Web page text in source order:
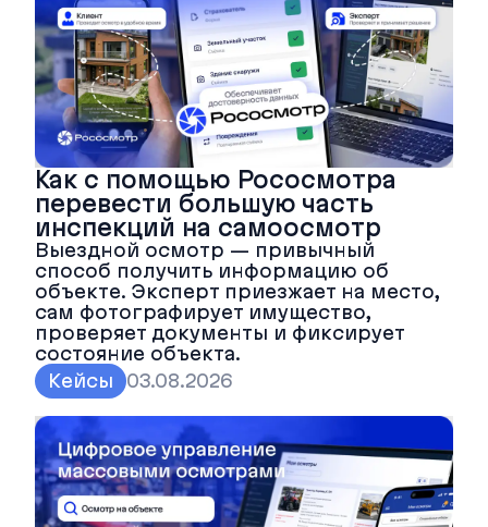
Как с помощью Рососмотра
перевести большую часть
инспекций на самоосмотр
Выездной осмотр — привычный
способ получить информацию об
объекте. Эксперт приезжает на место,
сам фотографирует имущество,
проверяет документы и фиксирует
состояние объекта.
Кейсы
03.08.2026